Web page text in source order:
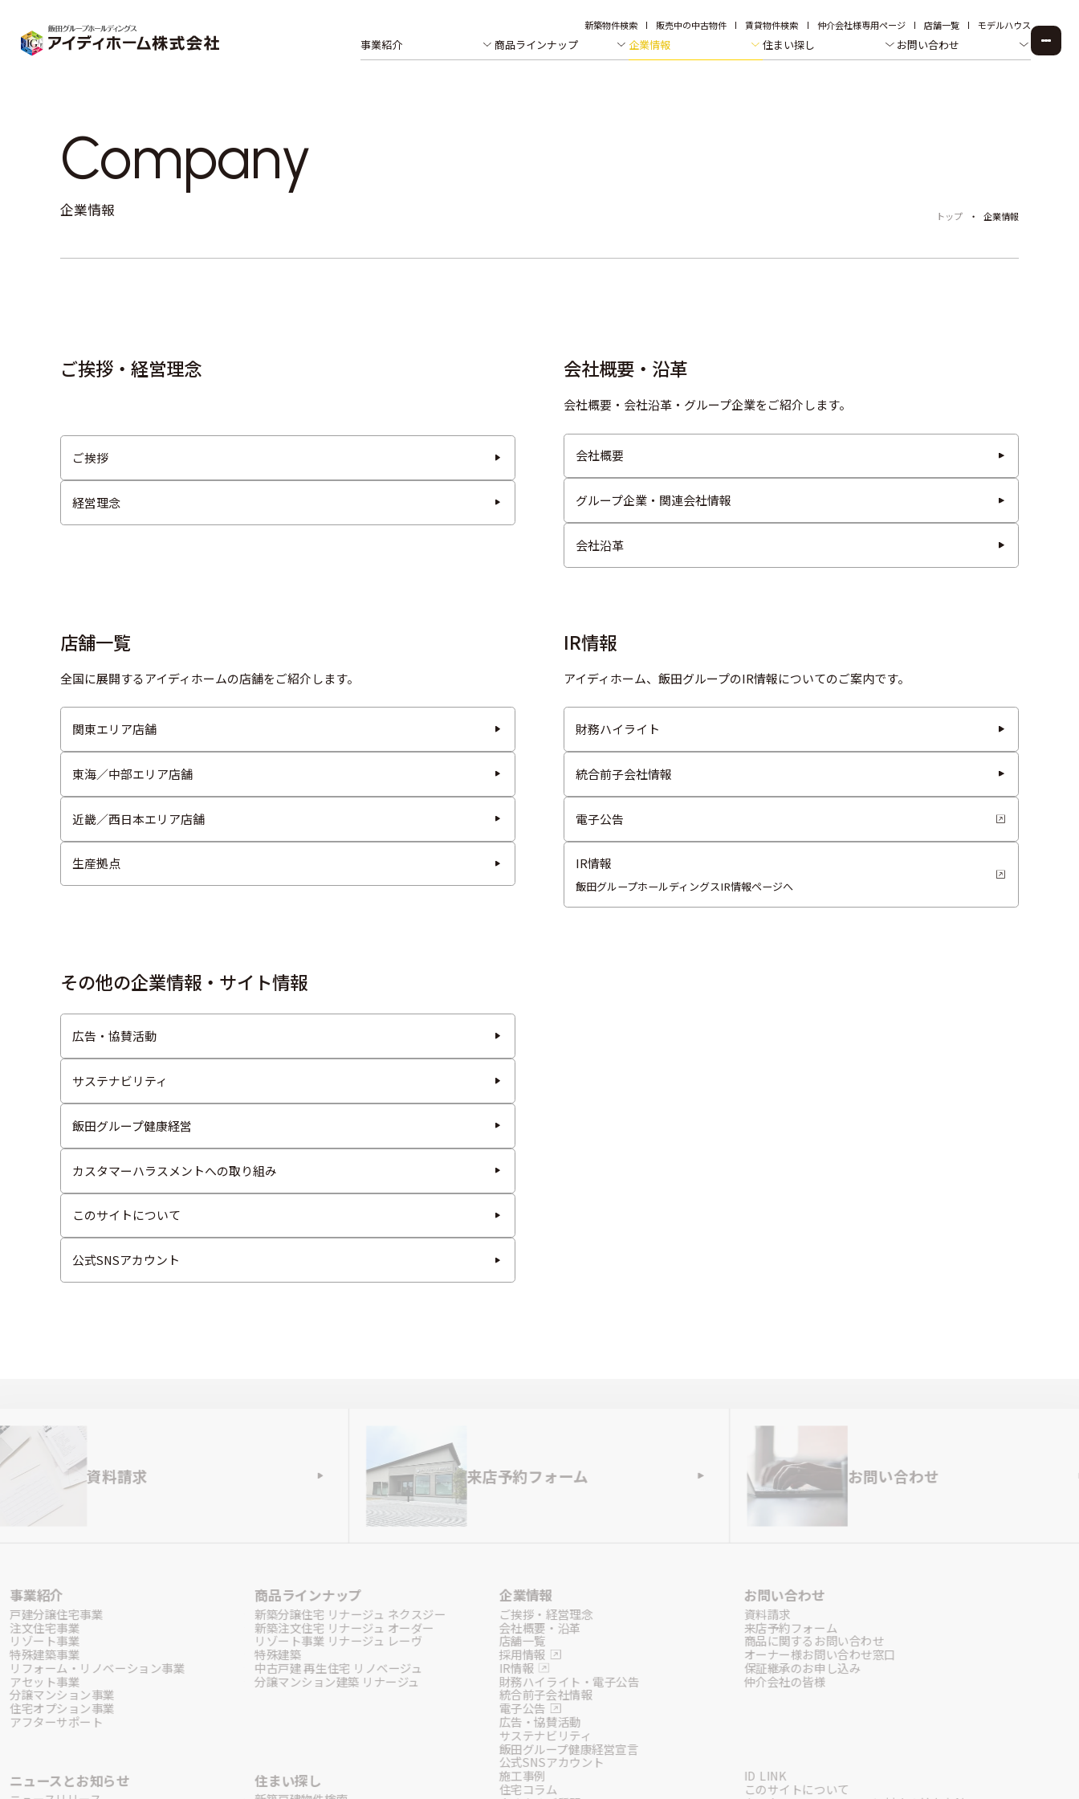
新築物件検索 販売中の中古物件 賃貸物件検索 仲介会社様専用ページ 店舗一覧 モデルハウス
事業紹介 商品ラインナップ 企業情報 住まい探し お問い合わせ
Company
企業情報 トップ 企業情報
ご挨拶・経営理念
ご挨拶
経営理念
会社概要・沿革
会社概要・会社沿革・グループ企業をご紹介します。
会社概要
グループ企業・関連会社情報
会社沿革
店舗一覧
全国に展開するアイディホームの店舗をご紹介します。
関東エリア店舗
東海／中部エリア店舗
近畿／西日本エリア店舗
生産拠点
IR情報
アイディホーム、飯田グループのIR情報についてのご案内です。
財務ハイライト
統合前子会社情報
電子公告
IR情報
飯田グループホールディングスIR情報ページへ
その他の企業情報・サイト情報
広告・協賛活動
サステナビリティ
飯田グループ健康経営
カスタマーハラスメントへの取り組み
このサイトについて
公式SNSアカウント
資料請求 来店予約フォーム お問い合わせ
事業紹介
戸建分譲住宅事業
注文住宅事業
リゾート事業
特殊建築事業
リフォーム・リノベーション事業
アセット事業
分譲マンション事業
住宅オプション事業
アフターサポート
商品ラインナップ
新築分譲住宅 リナージュ ネクスジー
新築注文住宅 リナージュ オーダー
リゾート事業 リナージュ レーヴ
特殊建築
中古戸建 再生住宅 リノベージュ
分譲マンション建築 リナージュ
企業情報
ご挨拶・経営理念
会社概要・沿革
店舗一覧
採用情報
IR情報
財務ハイライト・電子公告
統合前子会社情報
電子公告
広告・協賛活動
サステナビリティ
飯田グループ健康経営宣言
公式SNSアカウント
お問い合わせ
資料請求
来店予約フォーム
商品に関するお問い合わせ
オーナー様お問い合わせ窓口
保証継承のお申し込み
仲介会社の皆様
ニュースとお知らせ 住まい探し 施工事例
住宅コラム
ID LINK
このサイトについて